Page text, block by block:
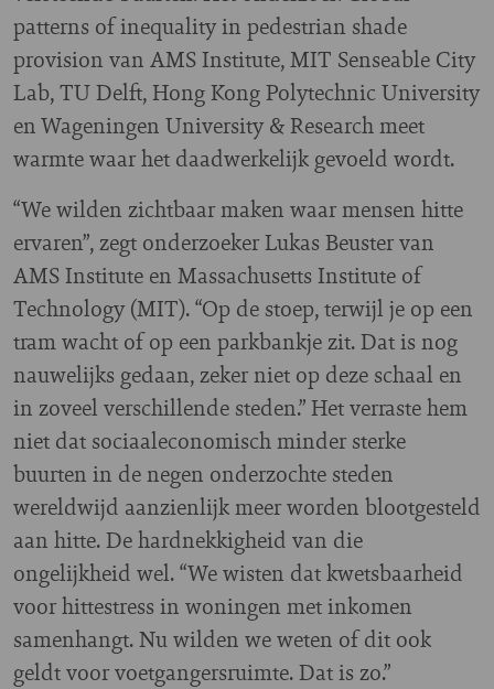
patterns of inequality in pedestrian shade
provision van AMS Institute, MIT Senseable City
Lab, TU Delft, Hong Kong Polytechnic University
en Wageningen University & Research meet
warmte waar het daadwerkelijk gevoeld wordt.
“We wilden zichtbaar maken waar mensen hitte
ervaren”, zegt onderzoeker Lukas Beuster van
AMS Institute en Massachusetts Institute of
Technology (MIT). “Op de stoep, terwijl je op een
tram wacht of op een parkbankje zit. Dat is nog
nauwelijks gedaan, zeker niet op deze schaal en
in zoveel verschillende steden.” Het verraste hem
niet dat sociaaleconomisch minder sterke
buurten in de negen onderzochte steden
wereldwijd aanzienlijk meer worden blootgesteld
aan hitte. De hardnekkigheid van die
ongelijkheid wel. “We wisten dat kwetsbaarheid
voor hittestress in woningen met inkomen
samenhangt. Nu wilden we weten of dit ook
geldt voor voetgangersruimte. Dat is zo.”